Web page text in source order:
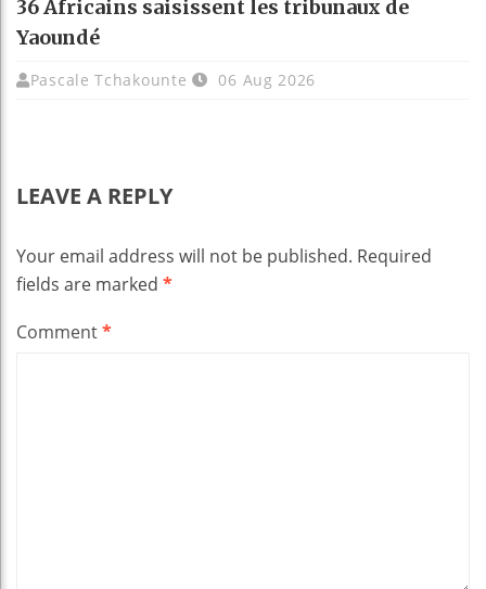
36 Africains saisissent les tribunaux de
Yaoundé
Pascale Tchakounte 06 Aug 2026
LEAVE A REPLY
Your email address will not be published. Required
fields are marked *
Comment*